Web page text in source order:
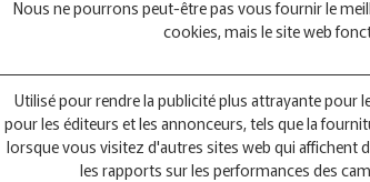
Nous ne pourrons peut-être pas vous fournir le
cookies, mais le site web
Utilisé pour rendre la publicité plus attrayante pour
pour les éditeurs et les annonceurs, tels que la
lorsque vous visitez d'autres sites web qui affichent
les rapports sur les performances des